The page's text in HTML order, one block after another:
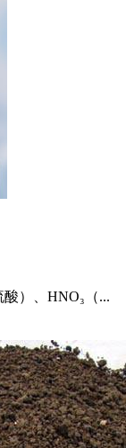
）、HNO₃（...